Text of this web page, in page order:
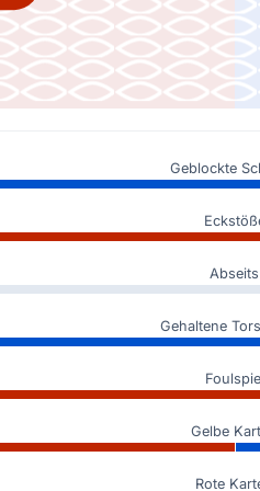
Geblockte
Abseits
Gehaltene
Gelbe
Rote